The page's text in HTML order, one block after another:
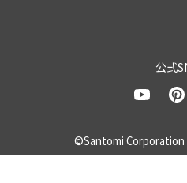
公式
©Santomi